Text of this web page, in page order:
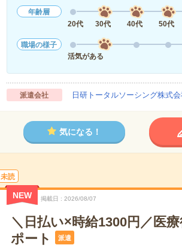
年齢層
20代
30代 40代 50代
職場の様子
活気がある
派遣会社 日研トータルソーシング株式
気になる！
未読
NEW 掲載日 2026/08/07
＼日払い×時給1300円／医
ポート
派遣